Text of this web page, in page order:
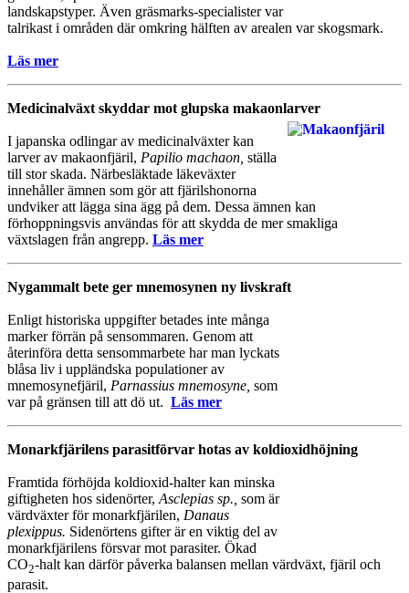
landskapstyper. Även gräsmarks-specialister var
talrikast i områden där omkring hälften av arealen var skogsmark.
Läs mer
Medicinalväxt skyddar mot glupska makaonlarver
I japanska odlingar av medicinalväxter kan
larver av makaonfjäril, Papilio machaon, ställa
till stor skada. Närbesläktade läkeväxter
innehåller ämnen som gör att fjärilshonorna
undviker att lägga sina ägg på dem. Dessa ämnen kan
förhoppningsvis användas för att skydda de mer smakliga
växtslagen från angrepp. Läs mer
Nygammalt bete ger mnemosynen ny livskraft
Enligt historiska uppgifter betades inte många
marker förrän på sensommaren. Genom att
återinföra detta sensommarbete har man lyckats
blåsa liv i uppländska populationer av
mnemosynefjäril, Parnassius mnemosyne, som
var på gränsen till att dö ut. Läs mer
Monarkfjärilens parasitförvar hotas av koldioxidhöjning
Framtida förhöjda koldioxid-halter kan minska
giftigheten hos sidenörter, Asclepias sp., som är
värdväxter för monarkfjärilen, Danaus
plexippus. Sidenörtens gifter är en viktig del av
monarkfjärilens försvar mot parasiter. Ökad
CO2-halt kan därför påverka balansen mellan värdväxt, fjäril och
parasit.